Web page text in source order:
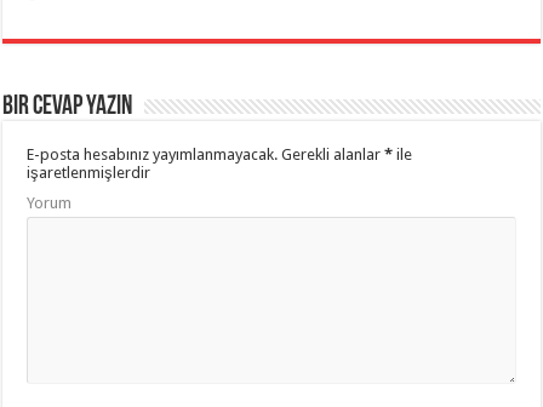
Bir cevap yazın
E-posta hesabınız yayımlanmayacak. Gerekli alanlar* ile
işaretlenmişlerdir
Yorum